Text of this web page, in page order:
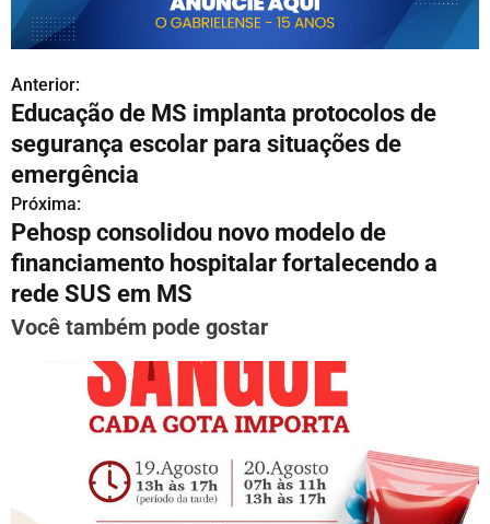
N
a
v
e
g
a
ç
e
Anterior:
Educação de MS implanta protocolos de
segurança escolar para situações de
emergência
Próxima:
Pehosp consolidou novo modelo de
financiamento hospitalar fortalecendo a
rede SUS em MS
Você também pode gostar